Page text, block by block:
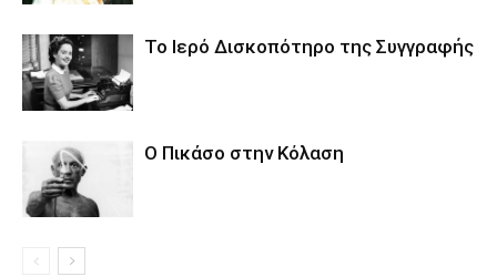
Το Ιερό Δισκοπότηρο της Συγγραφής
Ο Πικάσο στην Κόλαση